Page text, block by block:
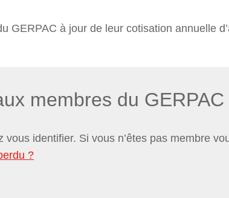
GERPAC à jour de leur cotisation annuelle
membres du GERPAC
identifier. Si vous n’êtes pas membre
?